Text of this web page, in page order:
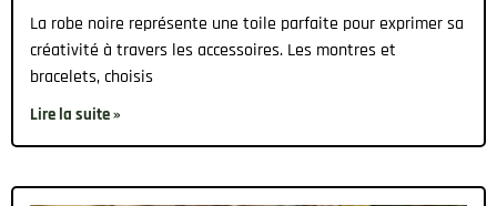
La robe noire représente une toile parfaite pour exprimer sa
créativité à travers les accessoires. Les montres et
bracelets, choisis
Lire la suite »